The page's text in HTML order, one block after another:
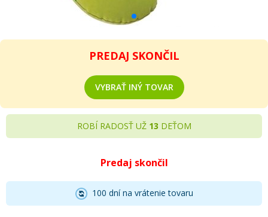
PREDAJ SKONČIL
VYBRAŤ INÝ TOVAR
ROBÍ RADOSŤ UŽ 13 DEŤOM
Predaj skončil
100 dní na vrátenie tovaru